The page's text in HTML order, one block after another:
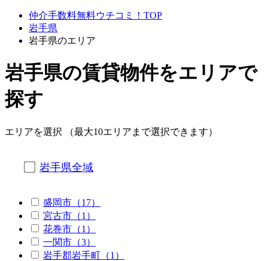
仲介手数料無料ウチコミ！TOP
岩手県
岩手県のエリア
岩手県の賃貸物件をエリアで
探す
エリアを選択 （最大10エリアまで選択できます）
岩手県全域
盛岡市（17）
宮古市（1）
花巻市（1）
一関市（3）
岩手郡岩手町（1）